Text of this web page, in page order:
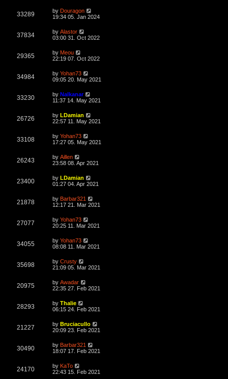
33289V
w
L
a
t
p
o
t
by Douragon
19:34 05. Jan 2024
37834V
w
L
a
t
p
o
t
by Alastor
03:00 31. Oct 2022
29365V
w
L
a
t
p
o
t
by Meou
22:19 07. Oct 2022
34984V
w
L
a
t
p
o
t
by Yohan73
09:05 20. May 2021
33230V
w
L
a
t
p
o
t
by Nalkanar
11:37 14. May 2021
26726V
w
L
a
t
p
o
t
by LDamian
22:57 11. May 2021
33108V
w
L
a
t
p
o
t
by Yohan73
17:27 05. May 2021
26243V
w
L
a
t
p
o
t
by Aillen
23:58 08. Apr 2021
23400V
w
L
a
t
p
o
t
by LDamian
01:27 04. Apr 2021
21878V
w
L
a
t
p
o
t
by Barbar321
12:17 21. Mar 2021
27077V
w
L
a
t
p
o
t
by Yohan73
20:25 11. Mar 2021
34055V
w
L
a
t
p
o
t
by Yohan73
08:08 11. Mar 2021
35698V
w
L
a
t
p
o
t
by Crusty
21:09 05. Mar 2021
20975V
w
L
a
t
p
o
t
by Awadar
22:35 27. Feb 2021
28293V
w
L
a
t
p
o
t
by Thalie
06:15 24. Feb 2021
21227V
w
L
a
t
p
o
t
by Bruciacullo
20:09 23. Feb 2021
30490V
L
a
t
p
o
by Barbar321
18:07 17. Feb 2021
24170V
L
a
by KaTo
22:43 15. Feb 2021